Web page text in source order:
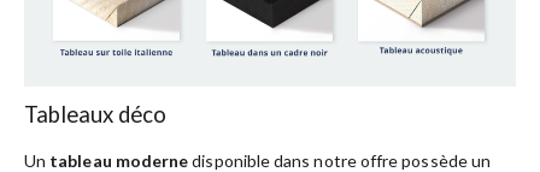
Tableaux déco
Un tableau modernedisponible dans notre offre possède un